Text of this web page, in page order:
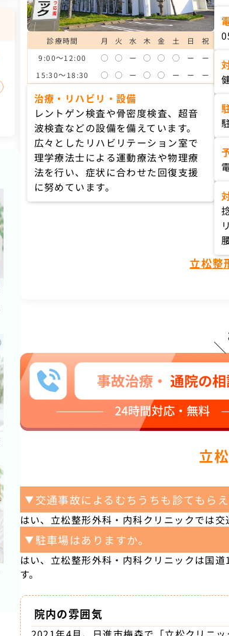
診療時間 月 火 水 木 金 土 日
祝
9:00～12:00
◯ ◯ ー ◯ ◯ ◯ ー
ー
15:30～18:30
◯ ◯ ー ◯ ◯ ー ー ー
治療・リハビリ・設備
レントゲン検査や骨密度検査、超音
波検査などの設備を備えています。
広々としたリハビリテーション室で
理学療法士による運動療法や物理療
法を行い、症状に合わせた回復支援
に努めています。
立松整
＼
立
▼ 交通事故によるむちうちも診てもらえ
はい、立松整形外科・内科クリニックでは
▼ 駐車場はありますか。
はい、立松整形外科・内科クリニックは国
す。
院内の雰囲気